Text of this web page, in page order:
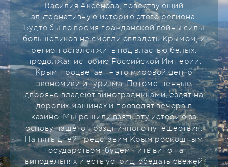
Василия Аксёнова, повествующий
альтернативную историю этого региона.
Будто бы во время гражданской войны силы
большевиков не смогли овладеть Крымом, и
регион остался жить под властью белых,
продолжая историю Российской Империи.
Крым процветает – это мировой центр
экономики и туризма. Потомственные
дворяне владеют виноградниками, ездят на
дорогих машинах и проводят вечера в
казино.Мы решили взять эту историю за
основу нашего праздничного путешествия.
На пять дней представим Крым роскошным
государством: будем пить вино на
винодельнях и есть устриц, обедать свежей